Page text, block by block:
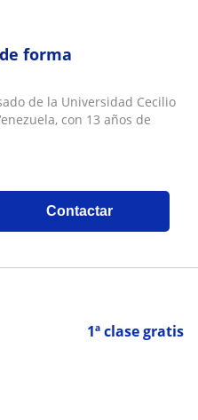
forma
de la Universidad Cecilio
con 13 años de
Contactar
1ª clase gratis